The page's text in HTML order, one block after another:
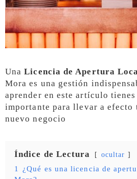
UnaLicencia de Apertura
Mora es una gestión
aprender en este artículo
importante para llevar a efecto
nuevo negocio
Índice de Lectura ocultar
1
¿Qué es una licencia de